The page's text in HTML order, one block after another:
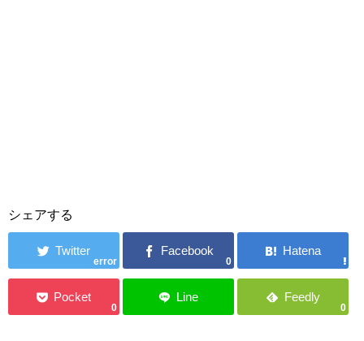
シェアする
error 0
0 0